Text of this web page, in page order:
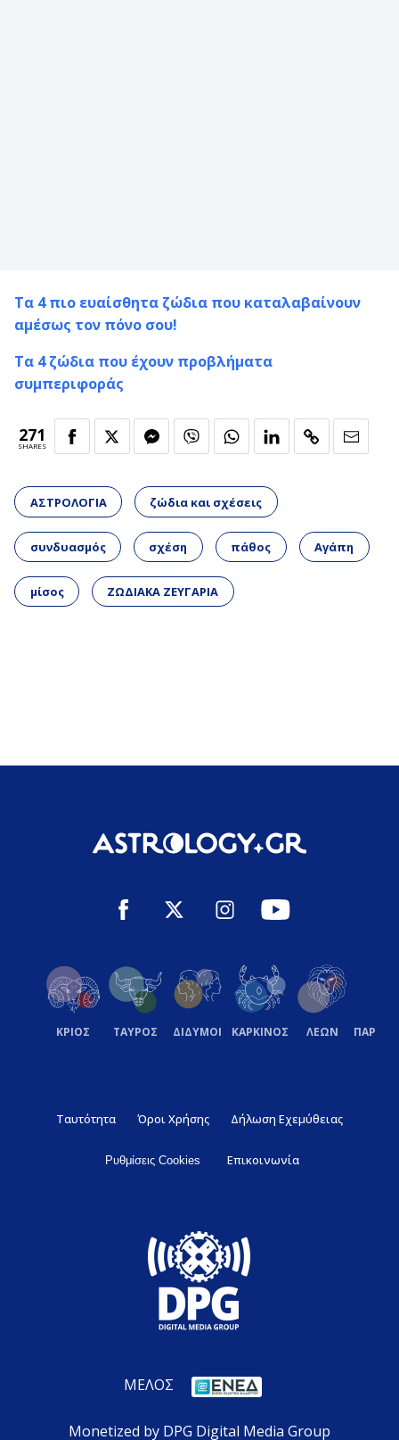
Τα 4 πιο ευαίσθητα ζώδια που καταλαβαίνουν
αμέσως τον πόνο σου!
Τα 4 ζώδια που έχουν προβλήματα
συμπεριφοράς
271
SHARES
ΑΣΤΡΟΛΟΓΙΑ ζώδια και σχέσεις
συνδυασμός σχέση πάθος Αγάπη
μίσος ΖΩΔΙΑΚΑ ΖΕΥΓΑΡΙΑ
ΚΡΙΟΣ ΤΑΥΡΟΣ ΔΙΔΥΜΟΙ ΚΑΡΚΙΝΟΣ ΛΕΩΝ
Ταυτότητα Όροι Χρήσης Δήλωση Εχεμύθειας
Ρυθμίσεις Cookies Επικοινωνία
ΜΕΛΟΣ
Monetized by DPG Digital Media Group